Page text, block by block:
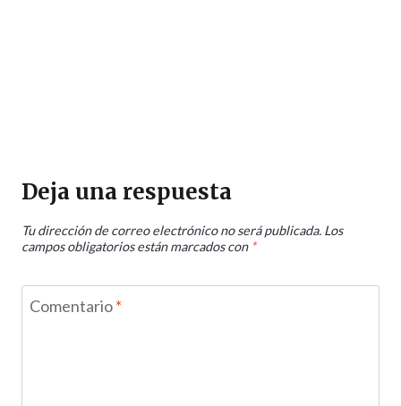
Deja una respuesta
Tu dirección de correo electrónico no será publicada. Los
campos obligatorios están marcados con *
Comentario*